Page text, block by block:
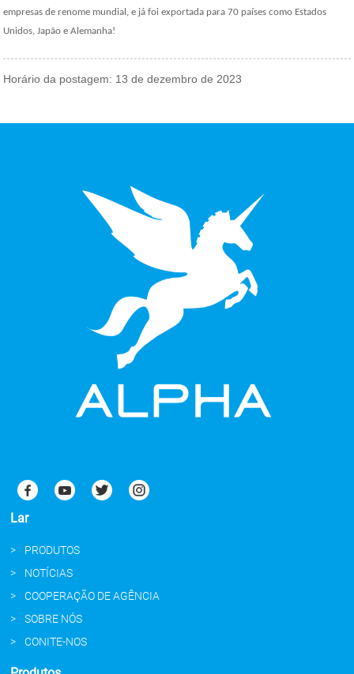
empresas de renome mundial, e já foi exportada para 70 países como Estados
Unidos, Japão e Alemanha!
Horário da postagem: 13 de dezembro de 2023
Lar
PRODUTOS
NOTÍCIAS
COOPERAÇÃO DE AGÊNCIA
SOBRE NÓS
CONITE-NOS